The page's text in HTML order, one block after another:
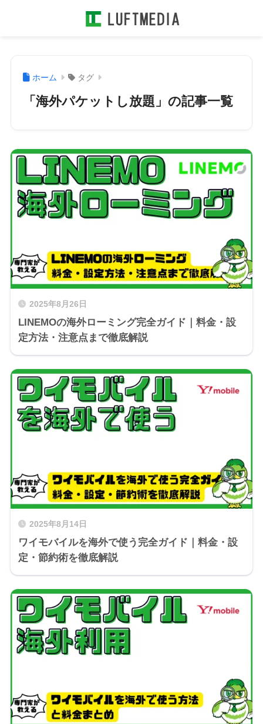
ホーム タグ
「海外パケットし放題」の記事一覧
2025年8月26日
LINEMOの海外ローミング完全ガイド｜料金・設
定方法・注意点まで徹底解説
2025年8月14日
ワイモバイルを海外で使う完全ガイド｜料金・設
定・節約術を徹底解説